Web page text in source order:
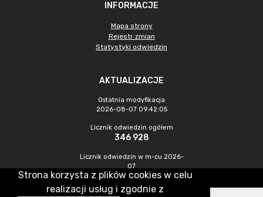
INFORMACJE
Mapa strony
Rejestr zmian
Statystyki odwiedzin
AKTUALIZACJE
Ostatnia modyfikacja
2026-08-07 09:42:05
Licznik odwiedzin ogółem
346 928
Licznik odwiedzin w m-cu 2026-
07
1 319
Strona korzysta z plików cookies w celu
realizacji usług i zgodnie z